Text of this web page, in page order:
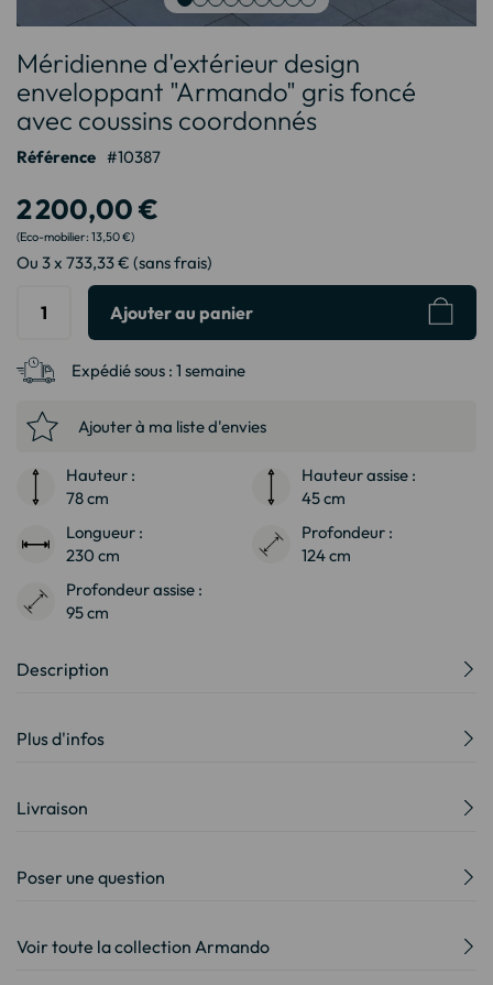
au
début
de
la
Galerie
Méridienne d'extérieur design
enveloppant "Armando" gris foncé
avec coussins coordonnés
Référence 10387
2 200,00 €
13,50 €
Ou 3 x 733,33 € (sans frais)
Ajouter au panier
Expédié sous : 1 semaine
Ajouter à ma liste d'envies
Hauteur :
78 cm
Hauteur assise :
45 cm
Longueur :
230 cm
Profondeur :
124 cm
Profondeur assise :
95 cm
Description
Plus d'infos
Livraison
Poser une question
Voir toute la collection Armando